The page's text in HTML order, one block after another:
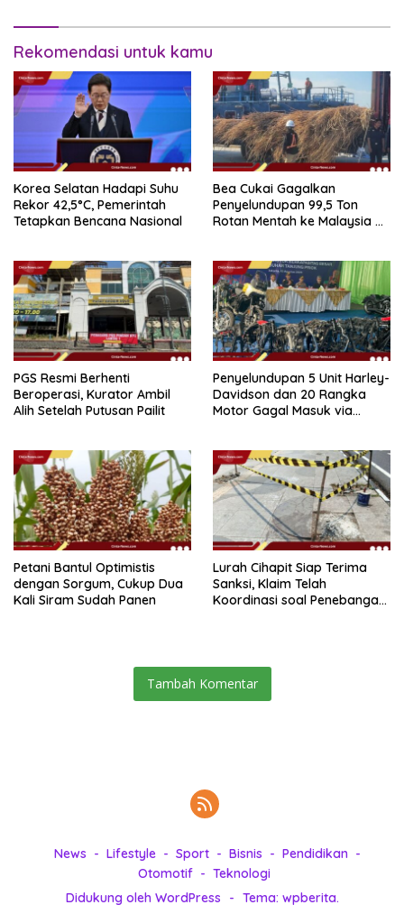
Rekomendasi untuk kamu
Korea Selatan Hadapi Suhu
Rekor 42,5°C, Pemerintah
Tetapkan Bencana Nasional
Bea Cukai Gagalkan
Penyelundupan 99,5 Ton
Rotan Mentah ke Malaysia di
PGS Resmi Berhenti
Beroperasi, Kurator Ambil
Alih Setelah Putusan Pailit
Penyelundupan 5 Unit Harley-
Davidson dan 20 Rangka
Motor Gagal Masuk via
Petani Bantul Optimistis
dengan Sorgum, Cukup Dua
Kali Siram Sudah Panen
Lurah Cihapit Siap Terima
Sanksi, Klaim Telah
Koordinasi soal Penebangan
Tambah Komentar
News Lifestyle Sport Bisnis
Pendidikan
Otomotif
Teknologi
Didukung oleh WordPress
- Tema: wpberita.